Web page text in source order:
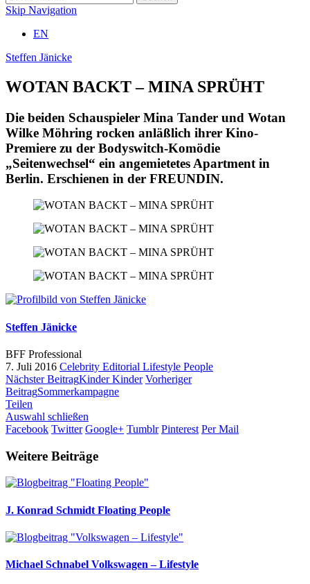
Skip Navigation
EN
Steffen Jänicke
WOTAN BACKT – MINA SPRÜHT
Die beiden Schauspieler Mina Tander und Wotan
Wilke Möhring rocken anläßlich ihrer Kino-
Premiere zu der Bodyswitch-Komödie
„Seitenwechsel“ ein angemietetes Apartment in
Berlin. Erschienen in der FREUNDIN.
Steffen Jänicke
BFF Professional
7. Juli 2016 Celebrity Editorial Lifestyle People
Nächster BeitragKinder Kinder Vorheriger
BeitragSommerkampagne
Teilen
Auswahl schließen
Facebook Twitter Google+ Tumblr Pinterest Per Mail
Weitere Beiträge
J. Konrad Schmidt Floating People
Michael Schnabel Volkswagen – Lifestyle